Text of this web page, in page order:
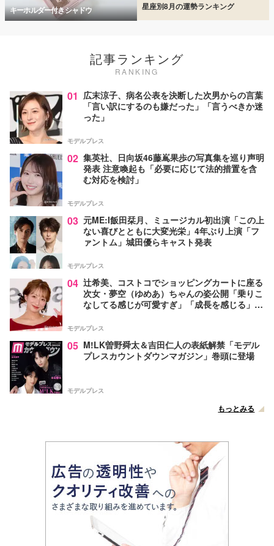
キーホルダー付きシャドウ 星座別8月の運勢ランキング
記事ランキング
RANKING
01 広末涼子、病名公表を決断した次男からの言葉
「言い訳にするのも嫌だった」「言うべきか迷
った」
モデルプレス
02 集英社、日向坂46藤嶌果歩の写真集を巡り声明
発表 注意喚起も「必要に応じて法的措置を含
む対応を検討」
モデルプレス
03 元ME:I飯田栞月、ミュージカル初出演「この上
ない喜びとともに大変光栄」4年ぶり上演「フ
ァントム」城田優らキャスト発表
モデルプレス
04 辻希美、コストコでショッピングカートに座る
次女・夢空（ゆめあ）ちゃんの姿公開「乗りこ
なしてる感じが可愛すぎ」「成長を感じる」の
モデルプレス
05 M!LK曽野舜太＆吉田仁人の表紙解禁「モデル
プレスカウントダウンマガジン」巻頭に登場
モデルプレス
もっとみる